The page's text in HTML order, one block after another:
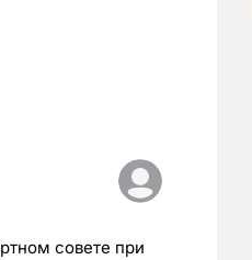
совете при